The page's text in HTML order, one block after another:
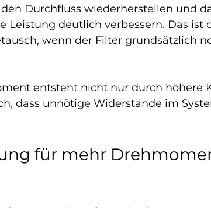
Durchfluss wiederherstellen und
Leistung deutlich verbessern. Das ist
wenn der Filter grundsätzlich
entsteht nicht nur durch höhere
dass unnötige Widerstände im
für mehr